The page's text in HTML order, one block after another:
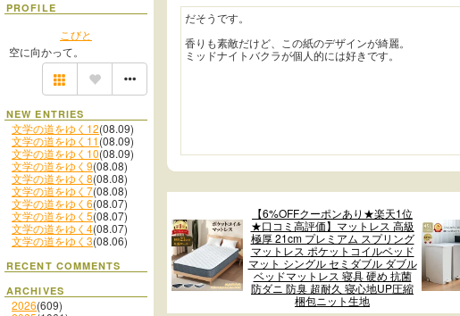
PROFILE
こびと
空に向かって。
NEW ENTRIES
文学の道をゆく12(08.09)
文学の道をゆく11(08.09)
文学の道をゆく10(08.09)
文学の道をゆく9(08.08)
文学の道をゆく8(08.08)
文学の道をゆく7(08.08)
文学の道をゆく6(08.07)
文学の道をゆく5(08.07)
文学の道をゆく4(08.07)
文学の道をゆく3(08.06)
RECENT COMMENTS
ARCHIVES
2026(609)
だそうです。
香りも素敵だけど、この紙のデザインが綺麗。
ミッドナイトバクラが個人的には好きです。
【6%OFFクーポンあり★楽天1位
★口コミ高評価】マットレス 高級
極厚 21cm プレミアム スプリング
マットレス ポケットコイルベッド
マット シングル セミダブル ダブル
ベッドマットレス 寝具 硬め 抗菌
防ダニ 防臭 超耐久 寝心地UP圧縮
梱包ニット生地